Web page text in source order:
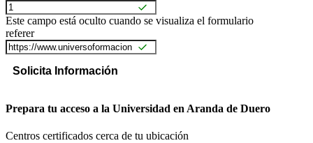
Este campo está oculto cuando se visualiza el formulario
referer
Prepara tu acceso a la Universidad en Aranda de Duero
Centros certificados cerca de tu ubicación